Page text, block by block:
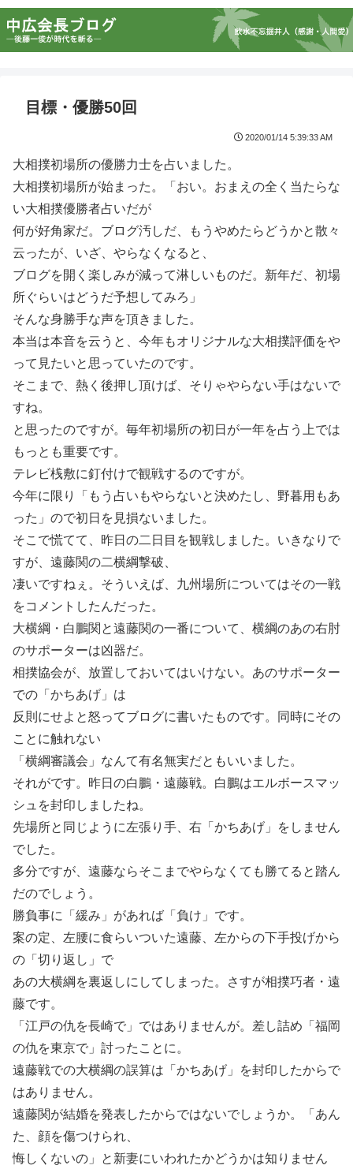
目標・優勝50回
2020/01/14 5:39:33 AM
大相撲初場所の優勝力士を占いました。
大相撲初場所が始まった。「おい。おまえの全く当たらな
い大相撲優勝者占いだが
何が好角家だ。ブログ汚しだ、もうやめたらどうかと散々
云ったが、いざ、やらなくなると、
ブログを開く楽しみが減って淋しいものだ。新年だ、初場
所ぐらいはどうだ予想してみろ」
そんな身勝手な声を頂きました。
本当は本音を云うと、今年もオリジナルな大相撲評価をや
って見たいと思っていたのです。
そこまで、熱く後押し頂けば、そりゃやらない手はないで
すね。
と思ったのですが。毎年初場所の初日が一年を占う上では
もっとも重要です。
テレビ桟敷に釘付けで観戦するのですが。
今年に限り「もう占いもやらないと決めたし、野暮用もあ
った」ので初日を見損ないました。
そこで慌てて、昨日の二日目を観戦しました。いきなりで
すが、遠藤関の二横綱撃破、
凄いですねぇ。そういえば、九州場所についてはその一戦
をコメントしたんだった。
大横綱・白鵬関と遠藤関の一番について、横綱のあの右肘
のサポーターは凶器だ。
相撲協会が、放置しておいてはいけない。あのサポーター
での「かちあげ」は
反則にせよと怒ってブログに書いたものです。同時にその
ことに触れない
「横綱審議会」なんて有名無実だともいいました。
それがです。昨日の白鵬・遠藤戦。白鵬はエルボースマッ
シュを封印しましたね。
先場所と同じように左張り手、右「かちあげ」をしません
でした。
多分ですが、遠藤ならそこまでやらなくても勝てると踏ん
だのでしょう。
勝負事に「緩み」があれば「負け」です。
案の定、左腰に食らいついた遠藤、左からの下手投げから
の「切り返し」で
あの大横綱を裏返しにしてしまった。さすが相撲巧者・遠
藤です。
「江戸の仇を長崎で」ではありませんが。差し詰め「福岡
の仇を東京で」討ったことに。
遠藤戦での大横綱の誤算は「かちあげ」を封印したからで
はありません。
遠藤関が結婚を発表したからではないでしょうか。「あん
た、顔を傷つけられ、
悔しくないの」と新妻にいわれたかどうかは知りません